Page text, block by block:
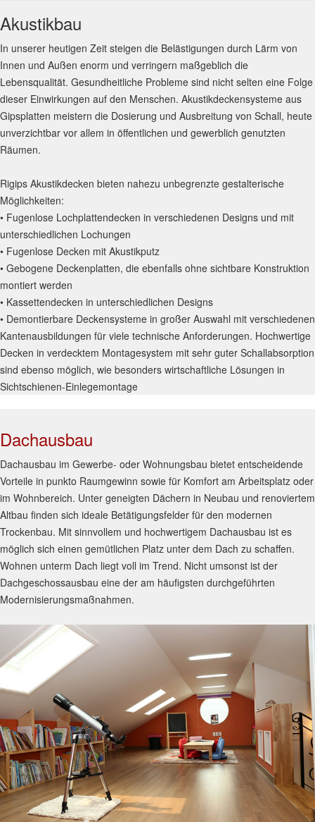
Akustikbau
In unserer heutigen Zeit steigen die Belästigungen durch Lärm von
Innen und Außen enorm und verringern maßgeblich die
Lebensqualität. Gesundheitliche Probleme sind nicht selten eine Folge
dieser Einwirkungen auf den Menschen. Akustikdeckensysteme aus
Gipsplatten meistern die Dosierung und Ausbreitung von Schall, heute
unverzichtbar vor allem in öffentlichen und gewerblich genutzten
Räumen.
Rigips Akustikdecken bieten nahezu unbegrenzte gestalterische
Möglichkeiten:
• Fugenlose Lochplattendecken in verschiedenen Designs und mit
unterschiedlichen Lochungen
• Fugenlose Decken mit Akustikputz
• Gebogene Deckenplatten, die ebenfalls ohne sichtbare Konstruktion
montiert werden
• Kassettendecken in unterschiedlichen Designs
• Demontierbare Deckensysteme in großer Auswahl mit verschiedenen
Kantenausbildungen für viele technische Anforderungen. Hochwertige
Decken in verdecktem Montagesystem mit sehr guter Schallabsorption
sind ebenso möglich, wie besonders wirtschaftliche Lösungen in
Sichtschienen-Einlegemontage
Dachausbau
Dachausbau im Gewerbe- oder Wohnungsbau bietet entscheidende
Vorteile in punkto Raumgewinn sowie für Komfort am Arbeitsplatz oder
im Wohnbereich. Unter geneigten Dächern in Neubau und renoviertem
Altbau finden sich ideale Betätigungsfelder für den modernen
Trockenbau. Mit sinnvollem und hochwertigem Dachausbau ist es
möglich sich einen gemütlichen Platz unter dem Dach zu schaffen.
Wohnen unterm Dach liegt voll im Trend. Nicht umsonst ist der
Dachgeschossausbau eine der am häufigsten durchgeführten
Modernisierungsmaßnahmen.